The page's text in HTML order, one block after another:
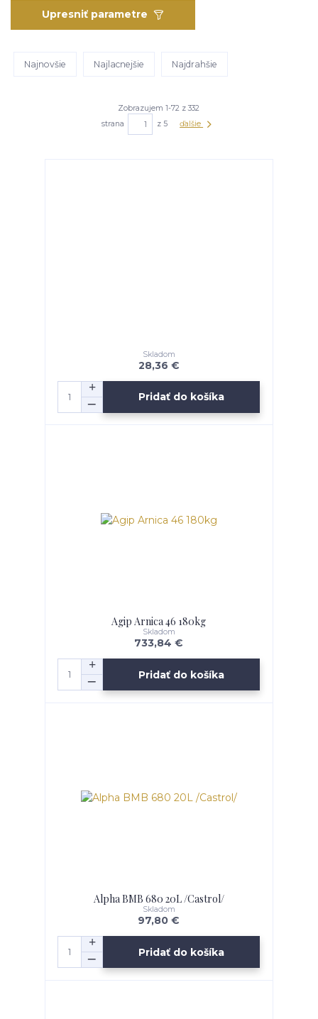
Upresniť parametre
Najnovšie Najlacnejšie Najdrahšie
Zobrazujem 1-72 z 332
strana
z 5 ďalšie
28,36 €
Skladom
Pridať do košíka
Agip Arnica 46 180kg
733,84 €
Skladom
Pridať do košíka
Alpha BMB 680 20L /Castrol/
97,80 €
Skladom
Pridať do košíka